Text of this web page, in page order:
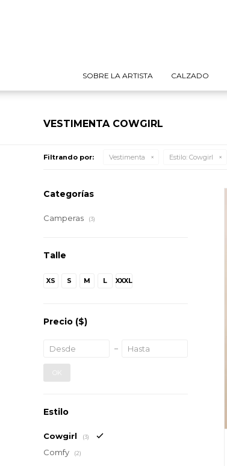
SOBRE LA ARTISTA CALZADO
VESTIMENTA COWGIRL
Filtrando por: Vestimenta Estilo: Cowgirl
Categorías
Camperas (3)
Talle
XS S M L XXXL
Precio ($)
OK
Estilo
Cowgirl (3)
Comfy (2)